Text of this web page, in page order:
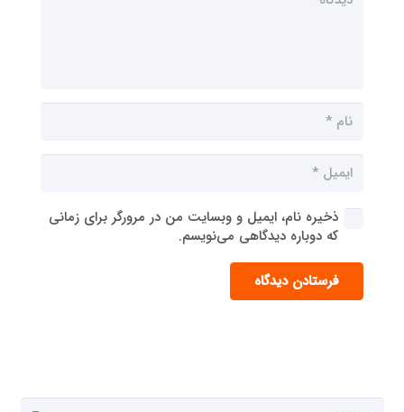
ذخیره نام، ایمیل و وبسایت من در مرورگر برای زمانی
که دوباره دیدگاهی می‌نویسم.
فرستادن دیدگاه